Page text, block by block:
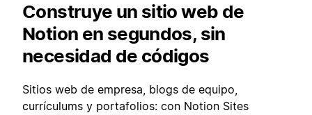
Construye un sitio web de
Notion en segundos, sin
necesidad de códigos
Sitios web de empresa, blogs de equipo,
currículums y portafolios: con Notion Sites